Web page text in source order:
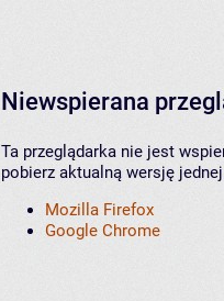
Niewspierana
Ta przeglądarka nie jest
pobierz aktualną wersję
Mozilla Firefox
Google Chrome